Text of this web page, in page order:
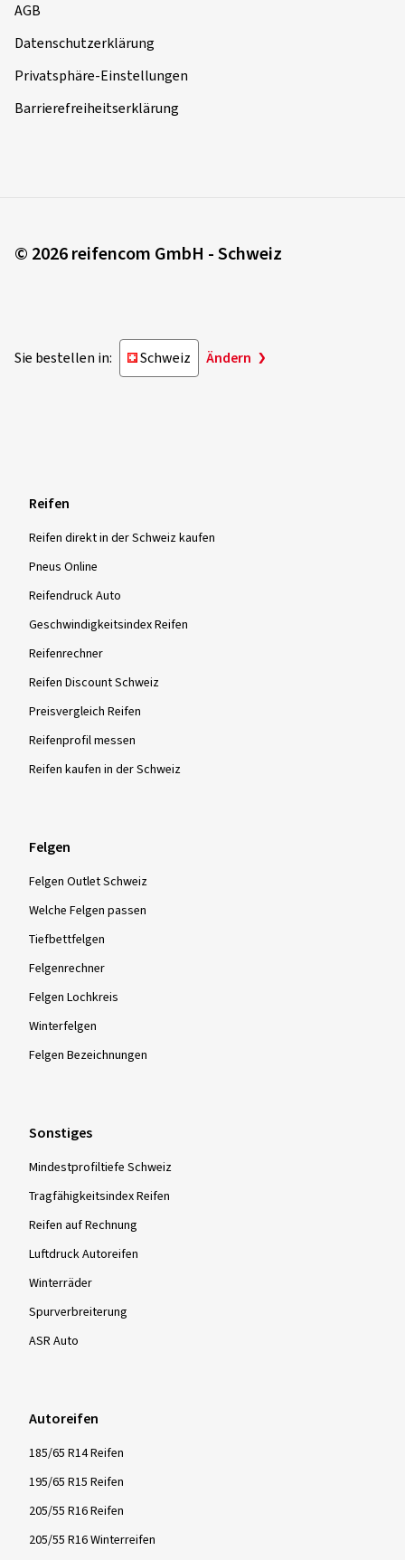
AGB
Datenschutzerklärung
Privatsphäre-Einstellungen
Barrierefreiheitserklärung
© 2026 reifencom GmbH - Schweiz
Sie bestellen in: Schweiz Ändern
Reifen
Reifen direkt in der Schweiz kaufen
Pneus Online
Reifendruck Auto
Geschwindigkeitsindex Reifen
Reifenrechner
Reifen Discount Schweiz
Preisvergleich Reifen
Reifenprofil messen
Reifen kaufen in der Schweiz
Felgen
Felgen Outlet Schweiz
Welche Felgen passen
Tiefbettfelgen
Felgenrechner
Felgen Lochkreis
Winterfelgen
Felgen Bezeichnungen
Sonstiges
Mindestprofiltiefe Schweiz
Tragfähigkeitsindex Reifen
Reifen auf Rechnung
Luftdruck Autoreifen
Winterräder
Spurverbreiterung
ASR Auto
Autoreifen
185/65 R14 Reifen
195/65 R15 Reifen
205/55 R16 Reifen
205/55 R16 Winterreifen